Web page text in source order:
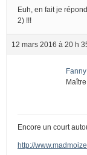
Euh, en fait je
2) !!!
12 mars 2016 à 20 h
Encore un court
http://